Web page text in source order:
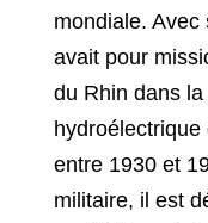
mondiale. Avec
avait pour
du Rhin dans
hydroélectrique
entre 1930 et
militaire, il est